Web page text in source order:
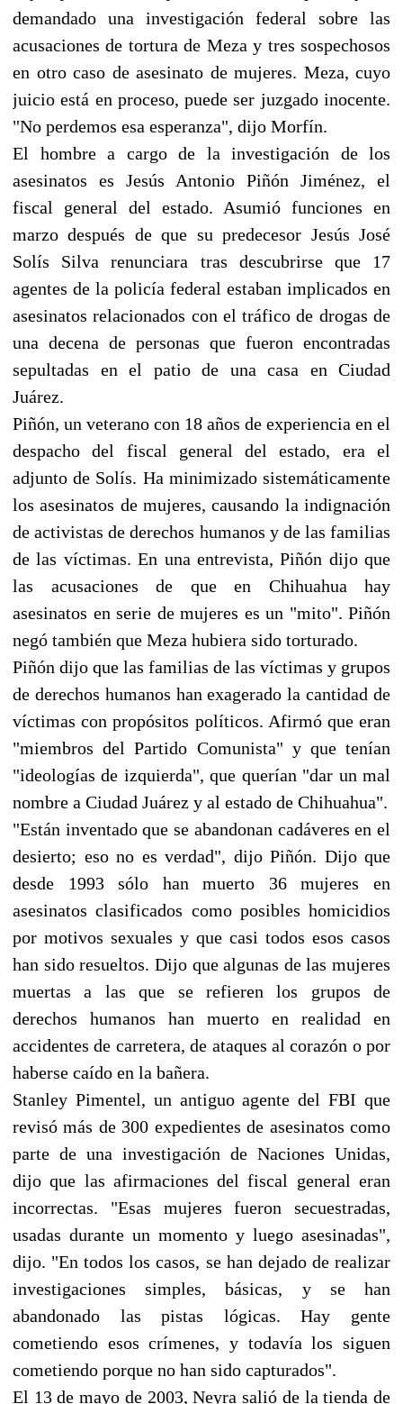
demandado una investigación federal sobre las
acusaciones de tortura de Meza y tres sospechosos
en otro caso de asesinato de mujeres. Meza, cuyo
juicio está en proceso, puede ser juzgado inocente.
"No perdemos esa esperanza", dijo Morfín.
El hombre a cargo de la investigación de los
asesinatos es Jesús Antonio Piñón Jiménez, el
fiscal general del estado. Asumió funciones en
marzo después de que su predecesor Jesús José
Solís Silva renunciara tras descubrirse que 17
agentes de la policía federal estaban implicados en
asesinatos relacionados con el tráfico de drogas de
una decena de personas que fueron encontradas
sepultadas en el patio de una casa en Ciudad
Juárez.
Piñón, un veterano con 18 años de experiencia en el
despacho del fiscal general del estado, era el
adjunto de Solís. Ha minimizado sistemáticamente
los asesinatos de mujeres, causando la indignación
de activistas de derechos humanos y de las familias
de las víctimas. En una entrevista, Piñón dijo que
las acusaciones de que en Chihuahua hay
asesinatos en serie de mujeres es un "mito". Piñón
negó también que Meza hubiera sido torturado.
Piñón dijo que las familias de las víctimas y grupos
de derechos humanos han exagerado la cantidad de
víctimas con propósitos políticos. Afirmó que eran
"miembros del Partido Comunista" y que tenían
"ideologías de izquierda", que querían "dar un mal
nombre a Ciudad Juárez y al estado de Chihuahua".
"Están inventado que se abandonan cadáveres en el
desierto; eso no es verdad", dijo Piñón. Dijo que
desde 1993 sólo han muerto 36 mujeres en
asesinatos clasificados como posibles homicidios
por motivos sexuales y que casi todos esos casos
han sido resueltos. Dijo que algunas de las mujeres
muertas a las que se refieren los grupos de
derechos humanos han muerto en realidad en
accidentes de carretera, de ataques al corazón o por
haberse caído en la bañera.
Stanley Pimentel, un antiguo agente del FBI que
revisó más de 300 expedientes de asesinatos como
parte de una investigación de Naciones Unidas,
dijo que las afirmaciones del fiscal general eran
incorrectas. "Esas mujeres fueron secuestradas,
usadas durante un momento y luego asesinadas",
dijo. "En todos los casos, se han dejado de realizar
investigaciones simples, básicas, y se han
abandonado las pistas lógicas. Hay gente
cometiendo esos crímenes, y todavía los siguen
cometiendo porque no han sido capturados".
El 13 de mayo de 2003, Neyra salió de la tienda de